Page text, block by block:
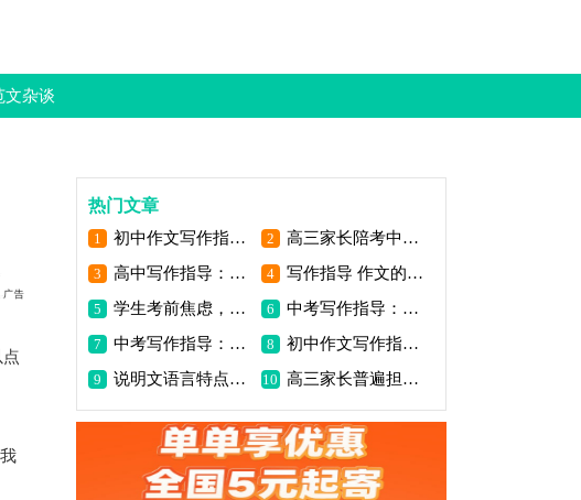
文杂谈
热门文章
1 初中作文写作指导：我的写作妙诀 2 高三家长陪考中最易出现的三大心理问题
3 高中写作指导：古今纵横选材 4 写作指导 作文的四个阶段
5 学生考前焦虑，家长怎么办_2000字 6 中考写作指导：状物作文写作方法_1200字
7 中考写作指导：怎么样写出高分作文（三）_800字 8 初中作文写作指导：作文写作指导之虚实结合
9 说明文语言特点是什么_小学生作文指导 10 高三家长普遍担心的8个问题 你一定也遇到了